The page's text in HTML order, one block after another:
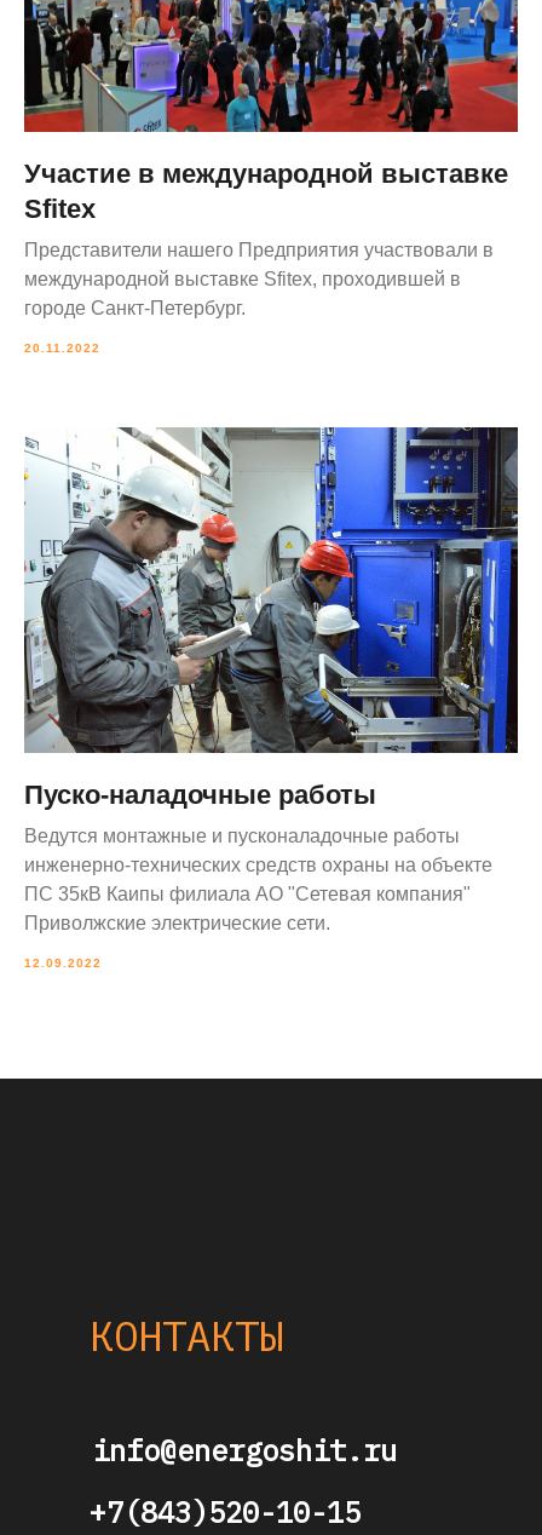
Участие в международной выставке
Sfitex
Представители нашего Предприятия участвовали в
международной выставке Sfitex, проходившей в
городе Санкт-Петербург.
20.11.2022
Пуско-наладочные работы
Ведутся монтажные и пусконаладочные работы
инженерно-технических средств охраны на объекте
ПС 35кВ Каипы филиала АО "Сетевая компания"
Приволжские электрические сети.
12.09.2022
КОНТАКТЫ
info@energoshit.ru
+7(843)520-10-15